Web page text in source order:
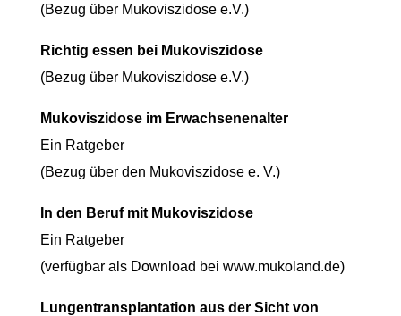
(Bezug über Mukoviszidose e.V.)
Richtig essen bei Mukoviszidose
(Bezug über Mukoviszidose e.V.)
Mukoviszidose im Erwachsenenalter
Ein Ratgeber
(Bezug über den Mukoviszidose e. V.)
In den Beruf mit Mukoviszidose
Ein Ratgeber
(verfügbar als Download bei www.mukoland.de)
Lungentransplantation aus der Sicht von